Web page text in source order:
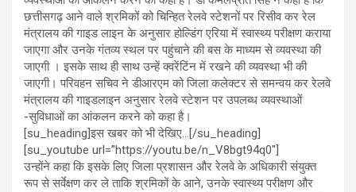
छत्तीसगढ़ आने वाले श्रमिकों को चिन्हित रेलवे स्टेशनों पर रिसीव कर रेल
मंत्रालय की गाइड लाइन के अनुसार होल्डिंग एरिया में स्वास्थ्य परीक्षण कराया
जाएगा और उनके गंतव्य स्थल पर पहुंचाने की बस के माध्यम से व्यवस्था की
जाएगी । इसके साथ ही साथ उन्हें क्वरेंटिंन में रखने की व्यवस्था भी की
जाएगी। परिवहन सचिव ने डीआरएम को जिला कलेक्टर से समन्वय कर रेलवे
मंत्रालय की गाइडलाइन अनुसार रेलवे स्टेशन पर उपलब्ध व्यवस्थाओं
-सुविधाओं का आंकलन करने को कहा है।
[su_heading]इस खबर को भी देखिए…[/su_heading]
[su_youtube url=”https://youtu.be/n_V8bgt94q0″]
उन्होंने कहा कि इसके लिए जिला प्रशासन और रेलवे के अधिकारी संयुक्त
रूप से सर्वेक्षण कर ले ताकि श्रमिकों के आने, उनके स्वास्थ्य परीक्षण और